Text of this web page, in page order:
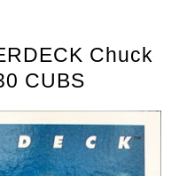
Chuck
CUBS